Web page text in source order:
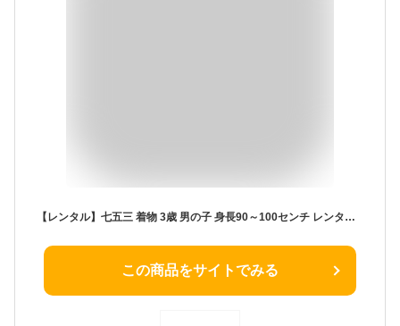
【レンタル】七五三 着物 3歳 男の子 身長90～100センチ レンタル おしゃれ アンティーク レトロ 和風モダン古典 3歳男の子 被布 753着物 被布フルセット 753 子供 きもの 七五三レンタル 貸衣装 貸衣裳 往復送料無料 /4-13 白色 青色
この商品をサイトでみる